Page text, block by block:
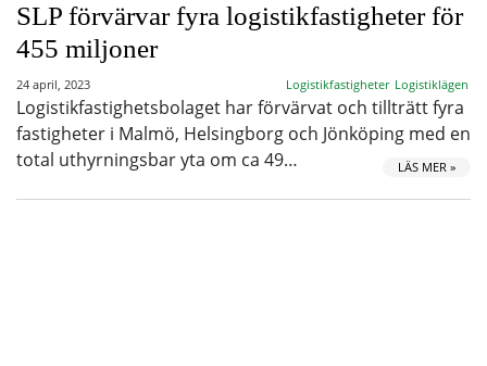
SLP förvärvar fyra logistikfastigheter för
455 miljoner
24 april, 2023 Logistikfastigheter Logistiklägen
Logistikfastighetsbolaget har förvärvat och tillträtt fyra
fastigheter i Malmö, Helsingborg och Jönköping med en
total uthyrningsbar yta om ca 49…
LÄS MER »